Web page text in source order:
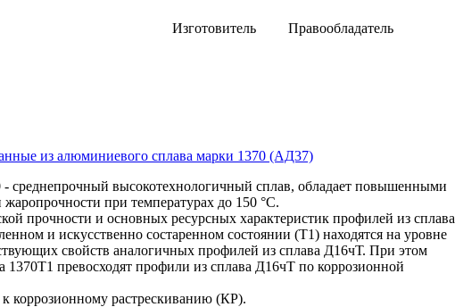
авиационной техники
Изготовитель
Правообладатель
из алюминиевого сплава марки 1370 (АД37)
среднепрочный высокотехнологичный сплав, обладает повышенными
жаропрочности при температурах до 150 °С.
прочности и основных ресурсных характеристик профилей из сплава
и искусственно состаренном состоянии (Т1) находятся на уровне
свойств аналогичных профилей из сплава Д16чТ. При этом
1370Т1 превосходят профили из сплава Д16чТ по коррозионной
коррозионному растрескиванию (КР).